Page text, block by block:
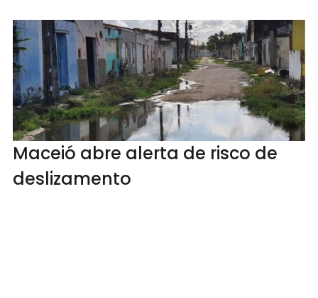
Maceió abre alerta de risco de
deslizamento